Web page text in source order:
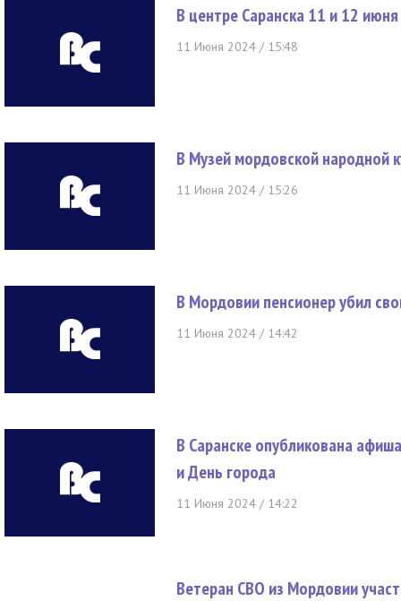
В центре Саранска 11 и 12
11 Июня 2024 / 15:48
В Музей мордовской народной
11 Июня 2024 / 15:26
В Мордовии пенсионер убил
11 Июня 2024 / 14:42
В Саранске опубликована
и День города
11 Июня 2024 / 14:22
Ветеран СВО из Мордовии